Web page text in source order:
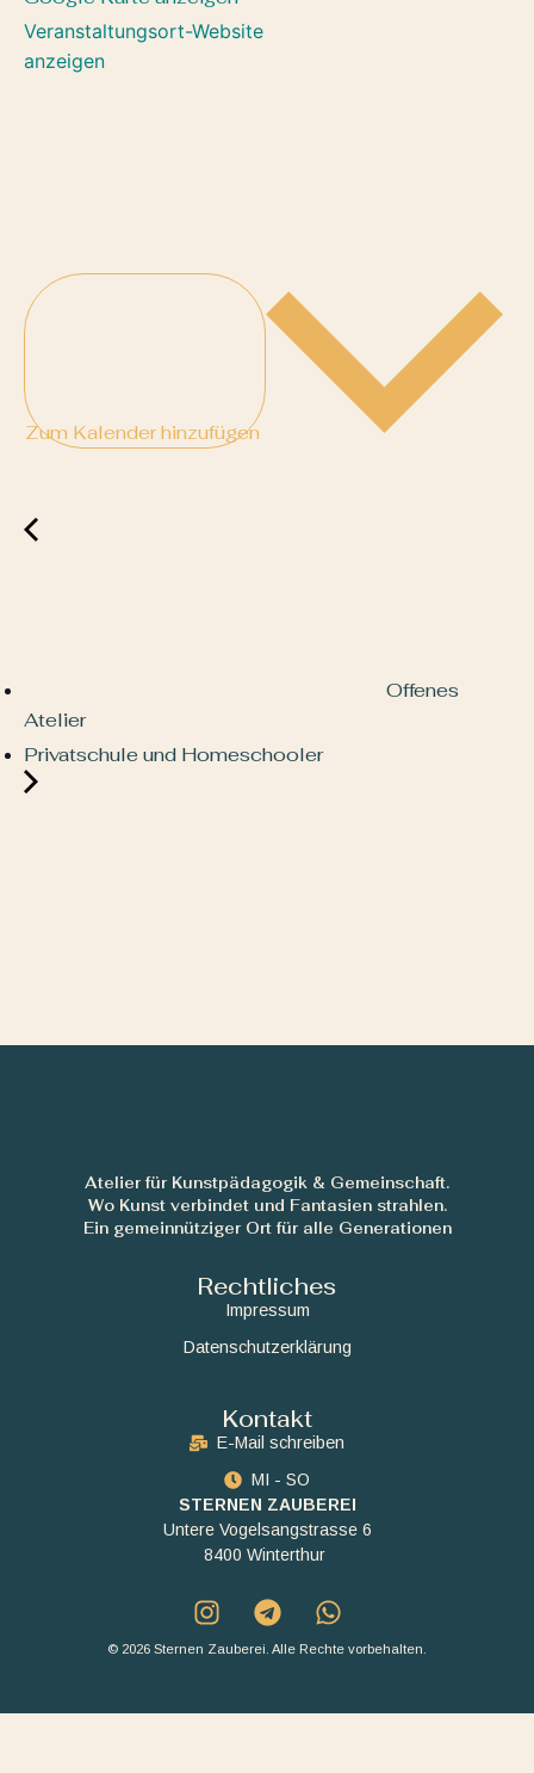
Veranstaltungsort-Website
anzeigen
Zum Kalender hinzufügen
Offenes
Atelier
Privatschule und Homeschooler
Atelier für Kunstpädagogik & Gemeinschaft.
Wo Kunst verbindet und Fantasien strahlen.
Ein gemeinnütziger Ort für alle Generationen
Rechtliches
Impressum
Datenschutzerklärung
Kontakt
E-Mail schreiben
MI - SO
STERNEN ZAUBEREI
Untere Vogelsangstrasse 6
8400 Winterthur
© 2026 Sternen Zauberei. Alle Rechte vorbehalten.